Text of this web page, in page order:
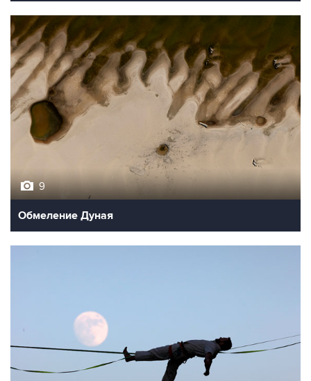
9
Обмеление Дуная